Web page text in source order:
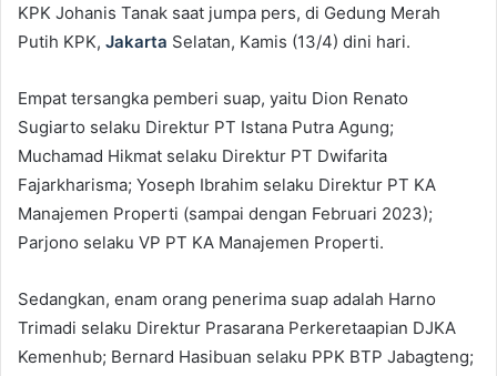
KPK Johanis Tanak saat jumpa pers, di Gedung Merah
Putih KPK, Jakarta Selatan, Kamis (13/4) dini hari.
Empat tersangka pemberi suap, yaitu Dion Renato
Sugiarto selaku Direktur PT Istana Putra Agung;
Muchamad Hikmat selaku Direktur PT Dwifarita
Fajarkharisma; Yoseph Ibrahim selaku Direktur PT KA
Manajemen Properti (sampai dengan Februari 2023);
Parjono selaku VP PT KA Manajemen Properti.
Sedangkan, enam orang penerima suap adalah Harno
Trimadi selaku Direktur Prasarana Perkeretaapian DJKA
Kemenhub; Bernard Hasibuan selaku PPK BTP Jabagteng;